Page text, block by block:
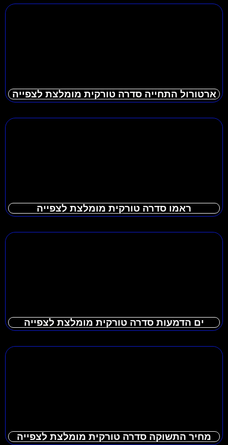
ארטורול התחייה סדרה טורקית מומלצת לצפייה
ראמו סדרה טורקית מומלצת לצפייה
ים הדמעות סדרה טורקית מומלצת לצפייה
מחיר התשוקה סדרה טורקית מומלצת לצפייה